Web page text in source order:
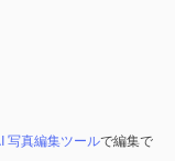
写真編集ツールで編集で